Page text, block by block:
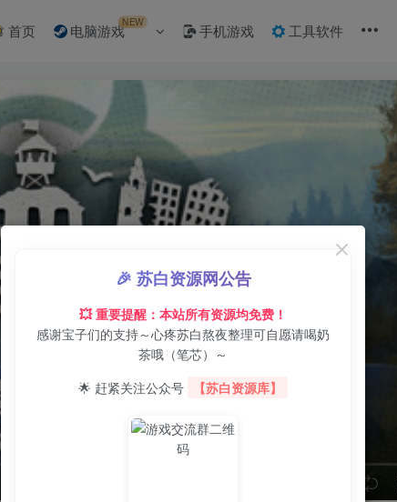
首页 电脑游戏NEW 手机游戏 工具软件
🎉 苏白资源网公告
💥 重要提醒：本站所有资源均免费！
感谢宝子们的支持～心疼苏白熬夜整理可自愿请喝奶
茶哦（笔芯）～
🌟 赶紧关注公众号
【苏白资源库】